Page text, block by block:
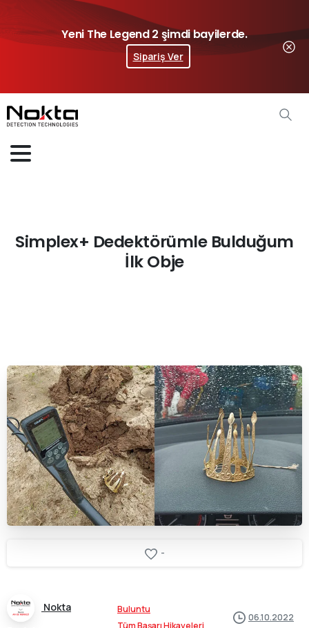
Yeni The Legend 2 şimdi bayilerde.
Sipariş Ver
Simplex+ Dedektörümle Bulduğum
İlk Obje
-
Nokta
Buluntu
Tüm Başarı Hikayeleri
06.10.2022